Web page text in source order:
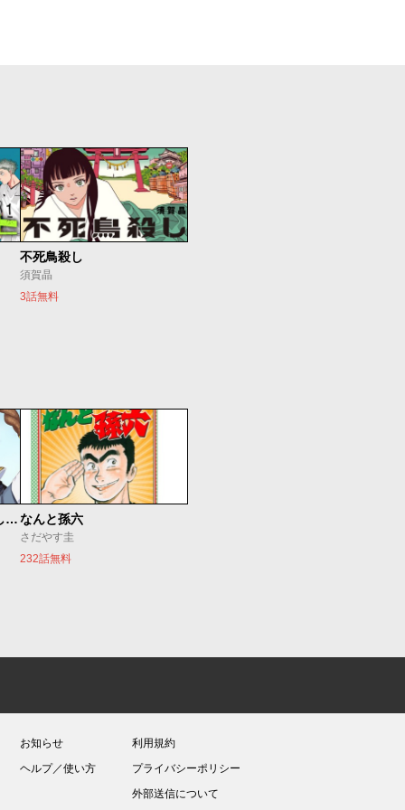
不死鳥殺し
須賀晶
3話無料
世界最強の魔女、始めました ～私だけ『攻略サイト』を見れる世界で自由に生きます～なんと孫六
さだやす圭
232話無料
お知らせ
ヘルプ／使い方
利用規約
プライバシーポリシー
外部送信について